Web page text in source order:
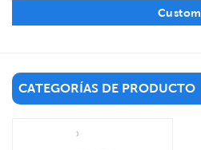
Custom
CATEGORÍAS DE PRODUCTO